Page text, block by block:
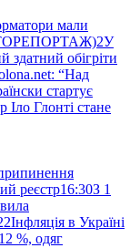
мали
2У
здатний обігріти
“Над
стартує
Іло Глонті стане
реєстр16:30З 1
Інфляція в Україні
%, одяг